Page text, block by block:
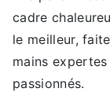
cadre
le meilleur,
mains
passionnés.